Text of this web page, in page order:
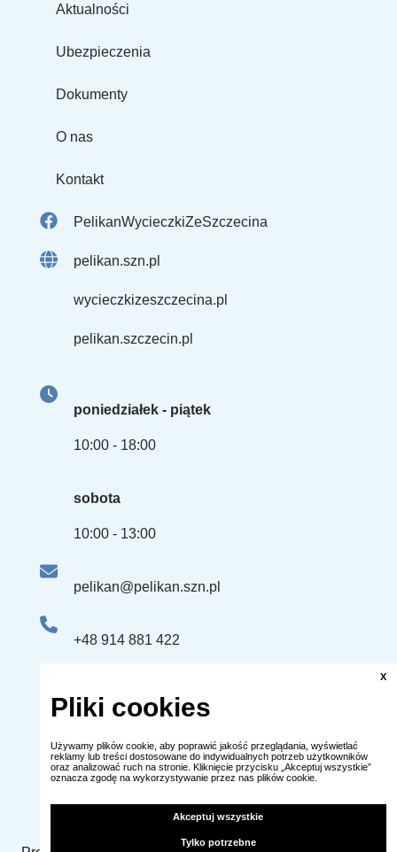
Aktualności
Ubezpieczenia
Dokumenty
O nas
Kontakt
PelikanWycieczkiZeSzczecina
pelikan.szn.pl
wycieczkizeszczecina.pl
pelikan.szczecin.pl
poniedziałek - piątek
10:00 - 18:00
sobota
10:00 - 13:00
pelikan@pelikan.szn.pl
+48 914 881 422
(dawna ulica Obrońców Stalingradu)
X
Pliki cookies
Używamy plików cookie, aby poprawić jakość przeglądania, wyświetlać
reklamy lub treści dostosowane do indywidualnych potrzeb użytkowników
oraz analizować ruch na stronie. Kliknięcie przycisku „Akceptuj wszystkie”
oznacza zgodę na wykorzystywanie przez nas plików cookie.
Akceptuj wszystkie
Tylko potrzebne